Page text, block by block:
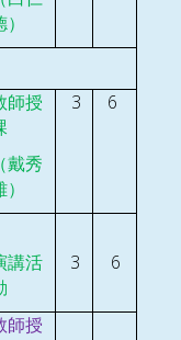
）
師授
（戴秀
）
3 6
講活
3 6
師授